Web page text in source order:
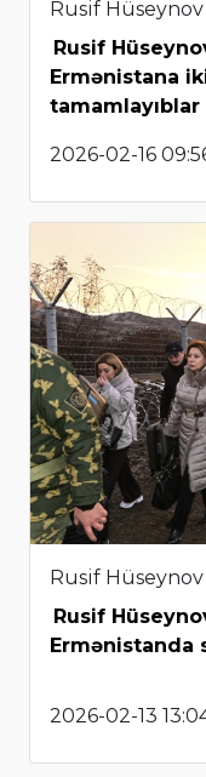
Rusif Hüseynov
Rusif
Ermənistana
tamamlayıblar
2026-02-16
Rusif Hüseynov
Rusif
Ermənistanda
2026-02-13